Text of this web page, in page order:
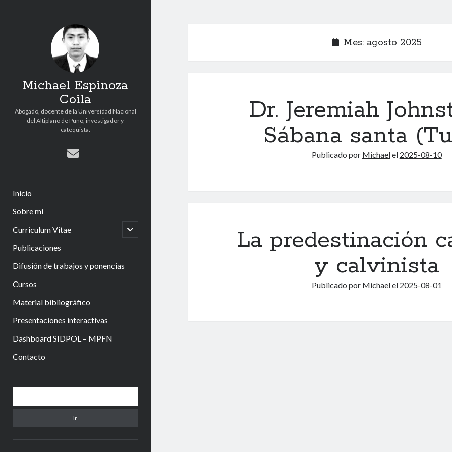
Michael Espinoza
Coila
Abogado, docente de la Universidad Nacional
del Altiplano de Puno, investigador y
catequista.
correo
Inicio
Sobre mí
Curriculum Vitae
abrir
menú
Publicaciones
Difusión de trabajos y ponencias
Cursos
Material bibliográfico
Presentaciones interactivas
Dashboard SIDPOL – MPFN
Contacto
Barra
lateral
Mes: agosto 2025
Dr. Jeremiah
Sábana santa
Publicado por Michaelel 2025-08-10
La predestinación
y calvinista
Publicado por Michaelel 2025-08-01